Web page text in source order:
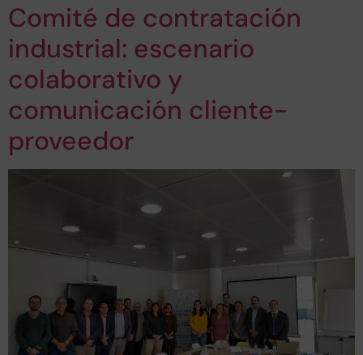
Comité de contratación
industrial: escenario
colaborativo y
comunicación cliente-
proveedor